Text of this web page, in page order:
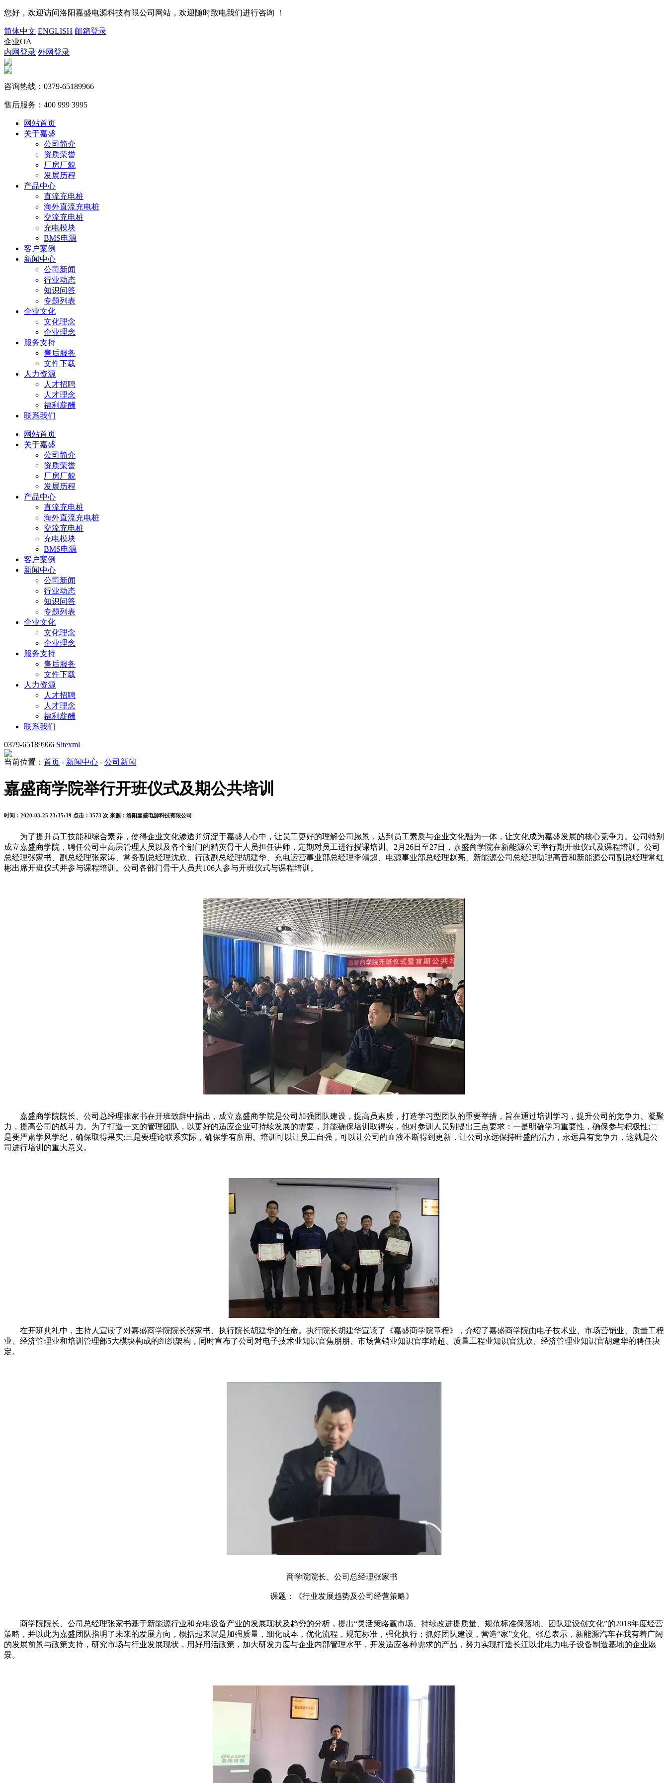
您好，欢迎访问洛阳嘉盛电源科技有限公司网站，欢迎随时致电我们进行咨询 ！
简体中文 ENGLISH 邮箱登录
企业OA
内网登录 外网登录
咨询热线： 0379-65189966
售后服务： 400 999 3995
网站首页
关于嘉盛
公司简介
资质荣誉
厂房厂貌
发展历程
产品中心
直流充电桩
海外直流充电桩
交流充电桩
充电模块
BMS电源
客户案例
新闻中心
公司新闻
行业动态
知识问答
专题列表
企业文化
文化理念
企业理念
服务支持
售后服务
文件下载
人力资源
人才招聘
人才理念
福利薪酬
联系我们
网站首页
关于嘉盛
公司简介
资质荣誉
厂房厂貌
发展历程
产品中心
直流充电桩
海外直流充电桩
交流充电桩
充电模块
BMS电源
客户案例
新闻中心
公司新闻
行业动态
知识问答
专题列表
企业文化
文化理念
企业理念
服务支持
售后服务
文件下载
人力资源
人才招聘
人才理念
福利薪酬
联系我们
0379-65189966 Sitexml
当前位置： 首页 - 新闻中心 - 公司新闻
嘉盛商学院举行开班仪式及期公共培训
时间：2020-03-25 23:35:39 点击：3573 次 来源：洛阳嘉盛电源科技有限公司
为了提升员工技能和综合素养，使得企业文化渗透并沉淀于嘉盛人心中，让员工更好的理解公司愿景，达到员工素质与企业文化融为一体，让文化成为嘉盛发展的核心竞争力。公司特别
成立嘉盛商学院，聘任公司中高层管理人员以及各个部门的精英骨干人员担任讲师，定期对员工进行授课培训。2月26日至27日，嘉盛商学院在新能源公司举行期开班仪式及课程培训。公司
总经理张家书、副总经理张家涛、常务副总经理沈欣、行政副总经理胡建华、充电运营事业部总经理李靖超、电源事业部总经理赵亮、新能源公司总经理助理高音和新能源公司副总经理常红
彬出席开班仪式并参与课程培训。公司各部门骨干人员共106人参与开班仪式与课程培训。
嘉盛商学院院长、公司总经理张家书在开班致辞中指出，成立嘉盛商学院是公司加强团队建设，提高员素质，打造学习型团队的重要举措，旨在通过培训学习，提升公司的竞争力、凝聚
力，提高公司的战斗力。为了打造一支的管理团队，以更好的适应企业可持续发展的需要，并能确保培训取得实，他对参训人员别提出三点要求：一是明确学习重要性，确保参与积极性;二
是要严肃学风学纪，确保取得果实;三是要理论联系实际，确保学有所用。培训可以让员工自强，可以让公司的血液不断得到更新，让公司永远保持旺盛的活力，永远具有竞争力，这就是公
司进行培训的重大意义。
在开班典礼中，主持人宣读了对嘉盛商学院院长张家书、执行院长胡建华的任命。执行院长胡建华宣读了《嘉盛商学院章程》，介绍了嘉盛商学院由电子技术业、市场营销业、质量工程
业、经济管理业和培训管理部5大模块构成的组织架构，同时宣布了公司对电子技术业知识官焦朋朋、市场营销业知识官李靖超、质量工程业知识官沈欣、经济管理业知识官胡建华的聘任决
定。
商学院院长、公司总经理张家书
课题：《行业发展趋势及公司经营策略》
商学院院长、公司总经理张家书基于新能源行业和充电设备产业的发展现状及趋势的分析，提出“灵活策略赢市场、持续改进提质量、规范标准保落地、团队建设创文化”的2018年度经营
策略，并以此为嘉盛团队指明了未来的发展方向，概括起来就是加强质量，细化成本，优化流程，规范标准，强化执行；抓好团队建设，营造“家”文化。张总表示，新能源汽车在我有着广阔
的发展前景与政策支持，研究市场与行业发展现状，用好用活政策，加大研发力度与企业内部管理水平，开发适应各种需求的产品，努力实现打造长江以北电力电子设备制造基地的企业愿
景。